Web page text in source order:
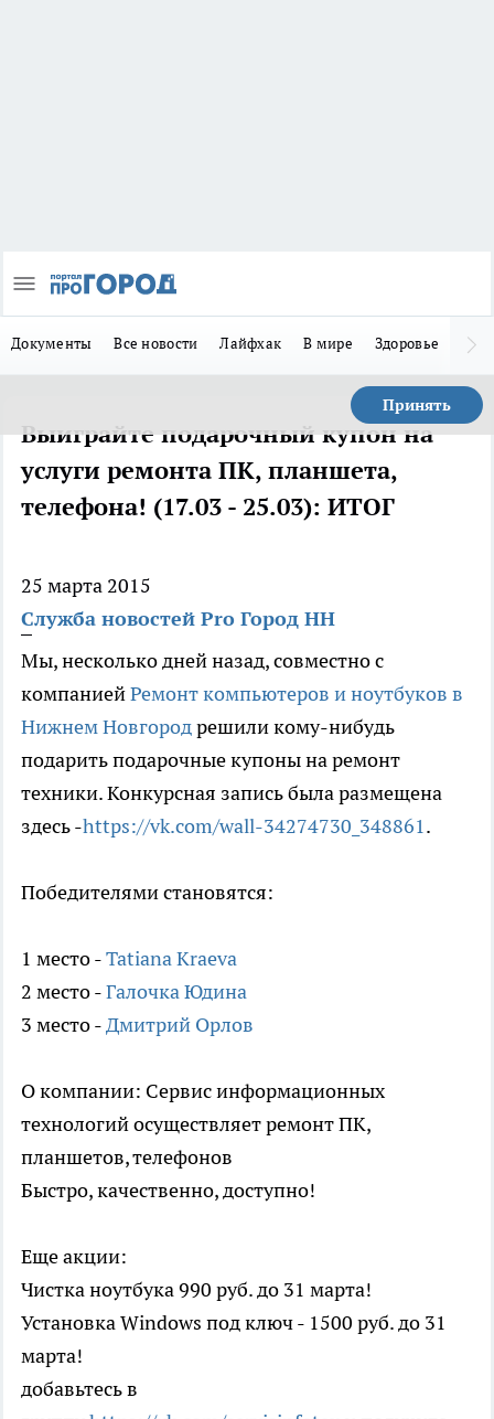
Документы Все новости Лайфхак В мире Здоровье
Принять
Выиграйте подарочный купон на
услуги ремонта ПК, планшета,
телефона! (17.03 - 25.03): ИТОГ
25 марта 2015
Служба новостей Pro Город НН
Мы, несколько дней назад, совместно с
компаниейРемонт компьютеров и ноутбуков в
Нижнем Новгородрешили кому-нибудь
подарить подарочные купоны на ремонт
техники. Конкурсная запись была размещена
здесь -https://vk.com/wall-34274730_348861.
Победителями становятся:
1 место -Tatiana Kraeva
2 место -Галочка Юдина
3 место -Дмитрий Орлов
О компании: Сервис информационных
технологий осуществляет ремонт ПК,
планшетов, телефонов
Быстро, качественно, доступно!
Еще акции:
Чистка ноутбука 990 руб. до 31 марта!
Установка Windows под ключ - 1500 руб. до 31
марта!
добавьтесь в